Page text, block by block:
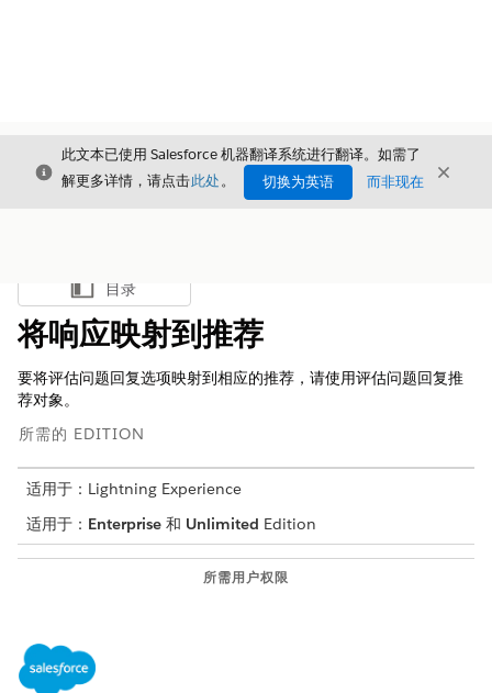
关闭
此文本已使用 Salesforce 机器翻译系统进行翻译。如需了
解更多详情，请点击此处。 切换为英语 而非现在 关闭
显示目录
目录
将响应映射到推荐
要将评估问题回复选项映射到相应的推荐，请使用评估问题回复推
荐对象。
所需的 EDITION
适用于：Lightning Experience
适用于： Enterprise 和 Unlimited Edition
所需用户权限
您可以在此视频中查看响应选项和推荐的示例：在 Health Cloud